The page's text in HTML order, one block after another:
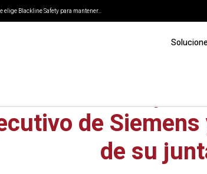
elige Blackline Safety para mantener...
de
de su